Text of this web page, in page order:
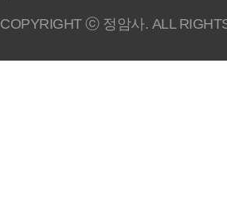
COPYRIGHT ⓒ 정암사. ALL